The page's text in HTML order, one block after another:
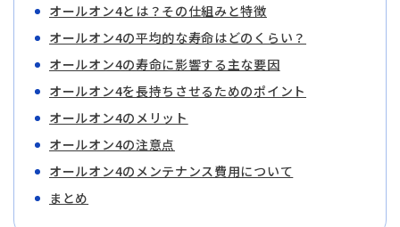
オールオン4とは？その仕組みと特徴
オールオン4の平均的な寿命はどのくらい？
オールオン4の寿命に影響する主な要因
オールオン4を長持ちさせるためのポイント
オールオン4のメリット
オールオン4の注意点
オールオン4のメンテナンス費用について
まとめ